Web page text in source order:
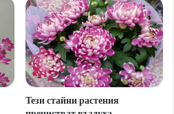
Тези стайни растения